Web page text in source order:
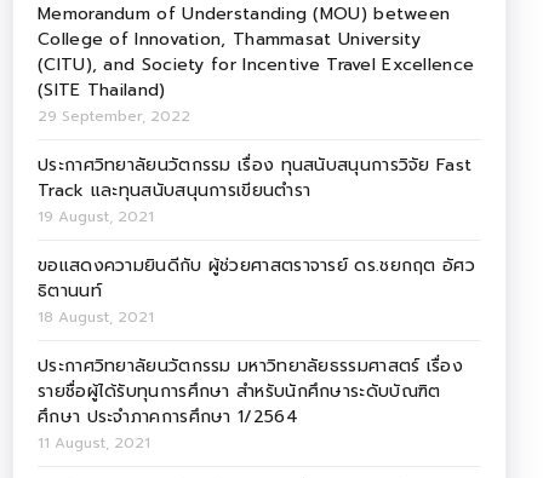
Memorandum of Understanding (MOU) between
College of Innovation, Thammasat University
(CITU), and Society for Incentive Travel Excellence
(SITE Thailand)
29 September, 2022
ประกาศวิทยาลัยนวัตกรรม เรื่อง ทุนสนับสนุนการวิจัย Fast
Track และทุนสนับสนุนการเขียนตำรา
19 August, 2021
ขอแสดงความยินดีกับ ผู้ช่วยศาสตราจารย์ ดร.ชยกฤต อัศว
ธิตานนท์
18 August, 2021
ประกาศวิทยาลัยนวัตกรรม มหาวิทยาลัยธรรมศาสตร์ เรื่อง
รายชื่อผู้ได้รับทุนการศึกษา สำหรับนักศึกษาระดับบัณฑิต
ศึกษา ประจำภาคการศึกษา 1/2564
11 August, 2021